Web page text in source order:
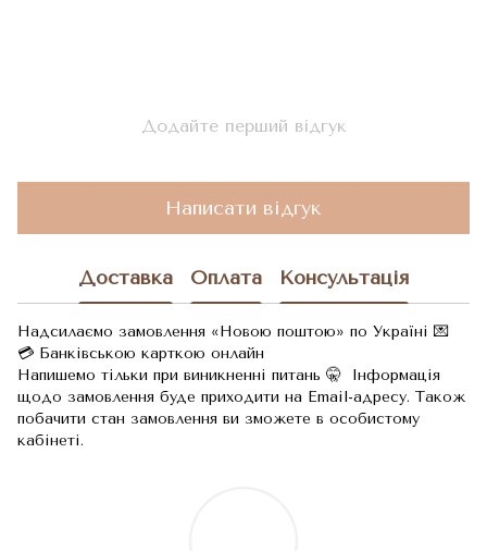
Додайте перший відгук
Написати відгук
Доставка Оплата Консультація
Надсилаємо замовлення «Новою поштою» по Україні 💌
💳 Банківською карткою онлайн
Напишемо тільки при виникненні питань 🤫 Інформація
щодо замовлення буде приходити на Email-адресу. Також
побачити стан замовлення ви зможете в особистому
кабінеті.